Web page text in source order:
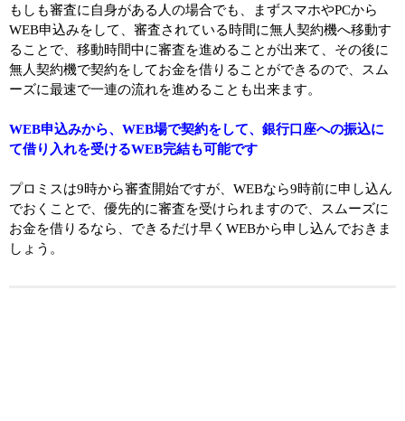
もしも審査に自身がある人の場合でも、まずスマホやPCから
WEB申込みをして、審査されている時間に無人契約機へ移動す
ることで、移動時間中に審査を進めることが出来て、その後に
無人契約機で契約をしてお金を借りることができるので、スム
ーズに最速で一連の流れを進めることも出来ます。
WEB申込みから、WEB場で契約をして、銀行口座への振込に
て借り入れを受けるWEB完結も可能です
プロミスは9時から審査開始ですが、WEBなら9時前に申し込ん
でおくことで、優先的に審査を受けられますので、スムーズに
お金を借りるなら、できるだけ早くWEBから申し込んでおきま
しょう。